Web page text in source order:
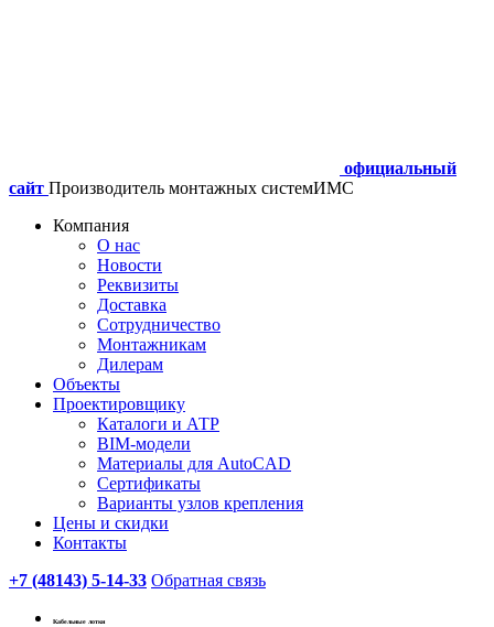
официальный
сайт Производитель монтажных системИМС
Компания
О нас
Новости
Реквизиты
Доставка
Сотрудничество
Монтажникам
Дилерам
Объекты
Проектировщику
Каталоги и АТР
BIM-модели
Материалы для AutoCAD
Сертификаты
Варианты узлов крепления
Цены и скидки
Контакты
+7 (48143) 5-14-33 Обратная связь
Кабельные лотки